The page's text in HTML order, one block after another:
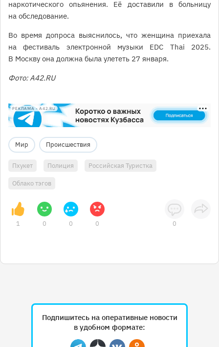
наркотического опьянения. Её доставили в больницу
на обследование.
Во время допроса выяснилось, что женщина приехала
на фестиваль электронной музыки EDC Thai 2025.
В Москву она должна была улететь 27 января.
Фото: А42.RU
РЕКЛАМА • A42.RU
Мир Происшествия
Пхукет Полиция Российская Туристка
Облако тэгов
1 0 0 0 0
Подпишитесь на оперативные новости
в удобном формате: